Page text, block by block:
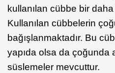
kullanılan cübbe bir
Kullanılan cübbelerin
bağışlanmaktadır. Bu
yapıda olsa da çoğunda
süslemeler mevcuttur.